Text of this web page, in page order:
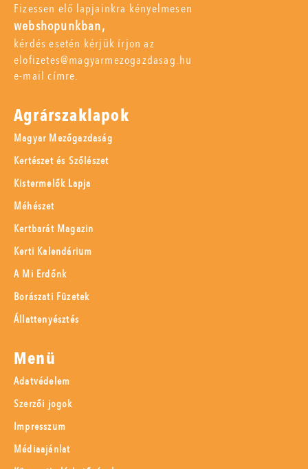
Fizessen elő lapjainkra kényelmesen
webshopunkban,
kérdés esetén kérjük írjon az
elofizetes@magyarmezogazdasag.hu
e-mail címre.
Agrárszaklapok
Magyar Mezőgazdaság
Kertészet és Szőlészet
Kistermelők Lapja
Méhészet
Kertbarát Magazin
Kerti Kalendárium
A Mi Erdőnk
Borászati Füzetek
Állattenyésztés
Menü
Adatvédelem
Szerzői jogok
Impresszum
Médiaajánlat